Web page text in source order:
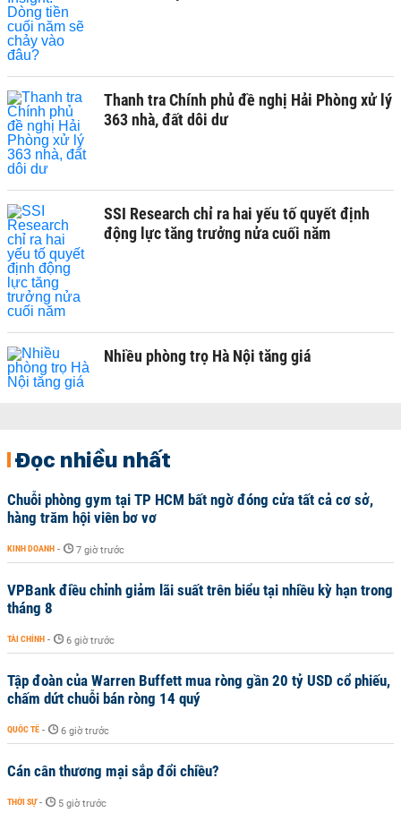
Thanh tra Chính phủ đề nghị Hải Phòng xử lý
363 nhà, đất dôi dư
SSI Research chỉ ra hai yếu tố quyết định
động lực tăng trưởng nửa cuối năm
Nhiều phòng trọ Hà Nội tăng giá
Đọc nhiều nhất
Chuỗi phòng gym tại TP HCM bất ngờ đóng cửa tất cả cơ sở,
hàng trăm hội viên bơ vơ
KINH DOANH - 7 giờ trước
VPBank điều chỉnh giảm lãi suất trên biểu tại nhiều kỳ hạn trong
tháng 8
TÀI CHÍNH - 6 giờ trước
Tập đoàn của Warren Buffett mua ròng gần 20 tỷ USD cổ phiếu,
chấm dứt chuỗi bán ròng 14 quý
QUỐC TẾ - 6 giờ trước
Cán cân thương mại sắp đổi chiều?
THỜI SỰ - 5 giờ trước